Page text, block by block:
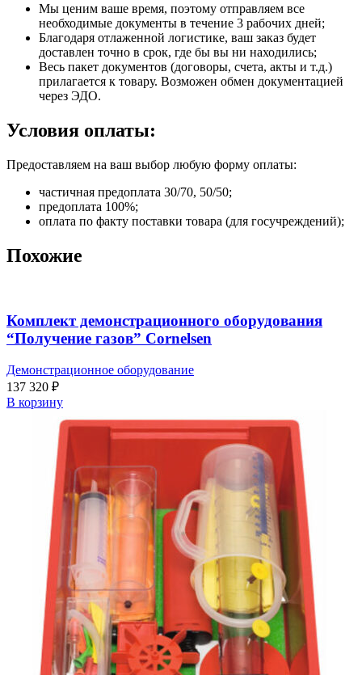
Мы ценим ваше время, поэтому отправляем все
необходимые документы в течение 3 рабочих дней;
Благодаря отлаженной логистике, ваш заказ будет
доставлен точно в срок, где бы вы ни находились;
Весь пакет документов (договоры, счета, акты и т.д.)
прилагается к товару. Возможен обмен документацией
через ЭДО.
Условия оплаты:
Предоставляем на ваш выбор любую форму оплаты:
частичная предоплата 30/70, 50/50;
предоплата 100%;
оплата по факту поставки товара (для госучреждений);
Похожие
Комплект демонстрационного оборудования
“Получение газов” Cornelsen
Демонстрационное оборудование
137 320 ₽
В корзину